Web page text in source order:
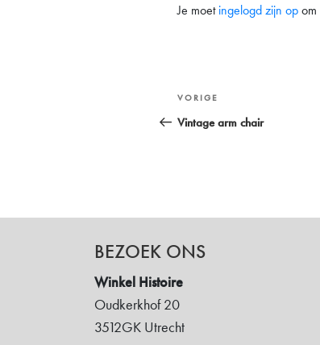
Je moetingelogd zijn opom
Bericht
navigatie
Vorig
bericht
VORIGE
Vintage arm chair
BEZOEK ONS
Winkel Histoire
Oudkerkhof 20
3512GK Utrecht